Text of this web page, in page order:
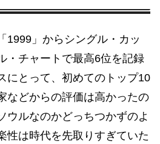
1999」からシングル・カッ
・チャートで最高6位を記録
にとって、初めてのトップ10
などからの評価は高かったの
ウルなのかどっちつかずのよ
性は時代を先取りすぎていた